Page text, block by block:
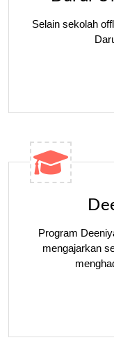
Selain sekolah
Program
mengajarkan